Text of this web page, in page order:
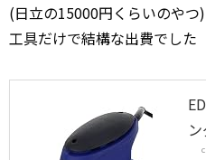
(日立の15000円くらいのやつ)
工具だけで結構な出費でした